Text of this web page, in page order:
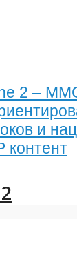
2 –
и
контент